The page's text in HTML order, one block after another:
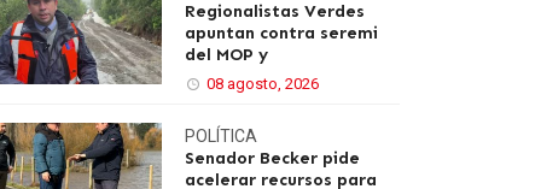
Regionalistas Verdes
apuntan contra seremi
del MOP y
08 agosto, 2026
POLÍTICA
Senador Becker pide
acelerar recursos para